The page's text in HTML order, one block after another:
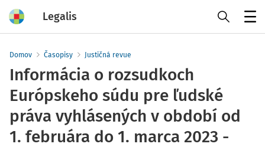
Legalis
Domov Časopisy Justičná revue
Informácia o rozsudkoch
Európskeho súdu pre ľudské
práva vyhlásených v období od
1. februára do 1. marca 2023 -